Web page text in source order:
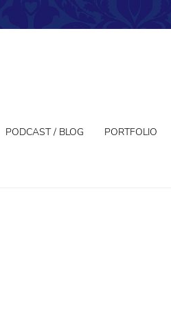
PODCAST / BLOG PORTFOLIO